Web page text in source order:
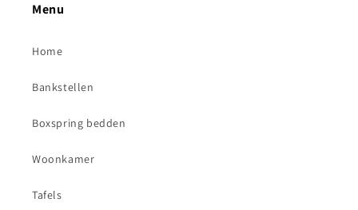
Menu
Home
Bankstellen
Boxspring bedden
Woonkamer
Tafels